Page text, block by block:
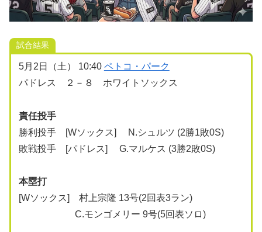
試合結果
5月2日（土） 10:40 ペトコ・パーク
パドレス ２－８ ホワイトソックス
責任投手
勝利投手 [Wソックス] N.シュルツ (2勝1敗0S)
敗戦投手 [パドレス] G.マルケス (3勝2敗0S)
本塁打
[Wソックス] 村上宗隆 13号(2回表3ラン)
C.モンゴメリー 9号(5回表ソロ)